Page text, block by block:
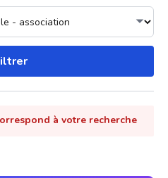
à votre recherche